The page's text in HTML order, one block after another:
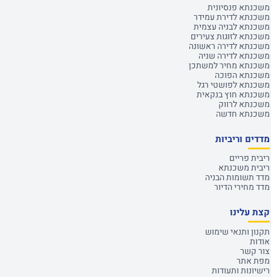
משכנתא פנסיונית
משכנתא לדירת עמידר
משכנתא לבניה עצמית
משכנתא לזוגות צעירים
משכנתא לדירה ראשונה
משכנתא לדירה שניה
משכנתא מחיר למשתכן
משכנתא הפוכה
משכנתא לפושטי רגל
משכנתא חוץ בנקאית
משכנתא לרווק
משכנתא חדשה
מדדים וריביות
ריבית פריים
ריבית משכנתא
מדד תשומות הבניה
מדד מחירי הדיור
קצת עלינו
תקנון ותנאי שימוש
אודות
צור קשר
מפת אתר
רישיונות ותעודות